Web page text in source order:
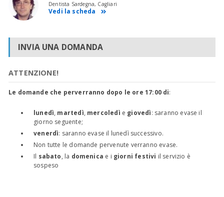
Dentista Sardegna, Cagliari
Vedi la scheda
INVIA UNA DOMANDA
ATTENZIONE!
Le domande che perverranno dopo le ore 17:00 di:
lunedì, martedì, mercoledì e giovedì: saranno evase il
giorno seguente;
venerdì: saranno evase il lunedì successivo.
Non tutte le domande pervenute verranno evase.
Il sabato, la domenica e i giorni festivi il servizio è
sospeso